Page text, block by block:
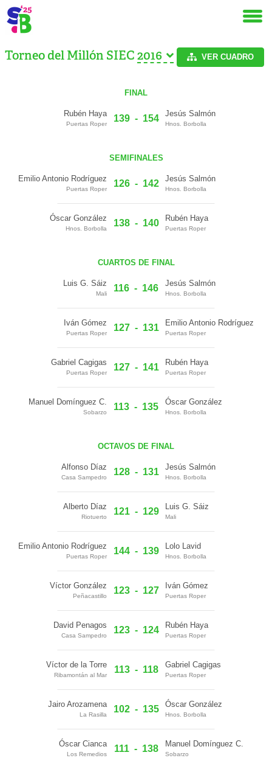
Torneo del Millón SIEC VER CUADRO
FINAL
Rubén Haya
Puertas Roper
139 - 154 Jesús Salmón
Hnos. Borbolla
SEMIFINALES
Emilio Antonio Rodríguez
Puertas Roper
126 - 142 Jesús Salmón
Hnos. Borbolla
Óscar González
Hnos. Borbolla
138 - 140 Rubén Haya
Puertas Roper
CUARTOS DE FINAL
Luis G. Sáiz
Mali
116 - 146 Jesús Salmón
Hnos. Borbolla
Iván Gómez
Puertas Roper
127 - 131 Emilio Antonio Rodríguez
Puertas Roper
Gabriel Cagigas
Puertas Roper
127 - 141 Rubén Haya
Puertas Roper
Manuel Domínguez C.
Sobarzo
113 - 135 Óscar González
Hnos. Borbolla
OCTAVOS DE FINAL
Alfonso Díaz
Casa Sampedro
128 - 131 Jesús Salmón
Hnos. Borbolla
Alberto Díaz
Riotuerto
121 - 129 Luis G. Sáiz
Mali
Emilio Antonio Rodríguez
Puertas Roper
144 - 139 Lolo Lavid
Hnos. Borbolla
Víctor González
Peñacastillo
123 - 127 Iván Gómez
Puertas Roper
David Penagos
Casa Sampedro
123 - 124 Rubén Haya
Puertas Roper
Víctor de la Torre
Ribamontán al Mar
113 - 118 Gabriel Cagigas
Puertas Roper
Jairo Arozamena
La Rasilla
102 - 135 Óscar González
Hnos. Borbolla
Óscar Cianca
Los Remedios
111 - 138 Manuel Domínguez C.
Sobarzo